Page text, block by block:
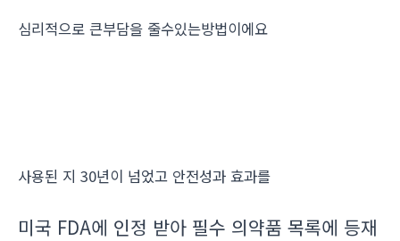
심리적으로 큰부담을 줄수있는방법이에요
사용된 지 30년이 넘었고 안전성과 효과를
미국 FDA에 인정 받아 필수 의약품 목록에 등재